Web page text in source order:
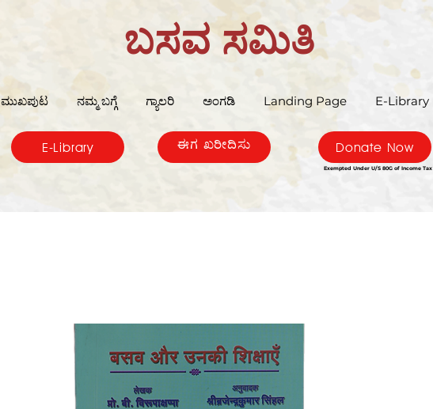
ಮುಖಪುಟ ನಮ್ಮ ಬಗ್ಗೆ ಗ್ಯಾಲರಿ ಅಂಗಡಿ Landing Page E-Library
ಬಸವ ಸಮಿತಿ
ಈಗ ಖರೀದಿಸು Donate Now
Exempted Under U/S 80G of Income Tax
E-Library